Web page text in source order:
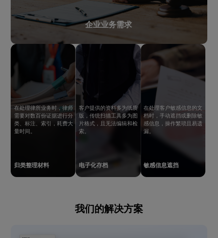
企业业务需求
在处理律所业务时，律师
需要对数百份证据进行分
类、标注、索引，耗费大
量时间。
归类整理材料
客户提供的资料多为纸质
版，传统扫描工具多为图
片格式，且无法编辑和检
索。
电子化存档
在处理客户敏感信息的文
档时，手动遮挡或删除敏
感信息，操作繁琐且易遗
漏。
敏感信息遮挡
我们的解决方案